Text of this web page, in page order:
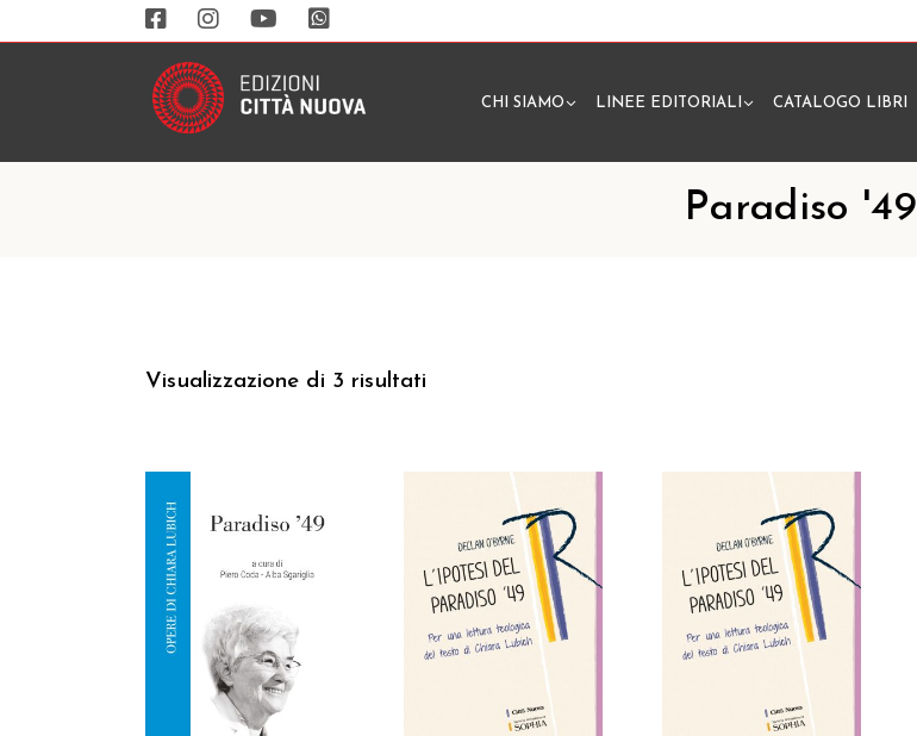
CHI SIAMO LINEE EDITORIALI CATALOGO LIBRI
Paradiso '49
Visualizzazione di 3 risultati
AGGIUNGI AL CARRELLO AGGIUNGI AL CARRELLO
Prodotto
acquistabile sui
seguenti store
ACQUISTA SU AMAZON